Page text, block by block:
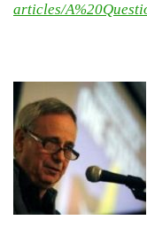
articles/